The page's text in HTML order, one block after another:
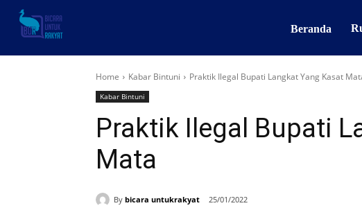
Beranda
Home Kabar Bintuni Praktik Ilegal Bupati Langkat Yang Kasat
Kabar Bintuni
Praktik Ilegal Bupati
Mata
By bicara untukrakyat 25/01/2022